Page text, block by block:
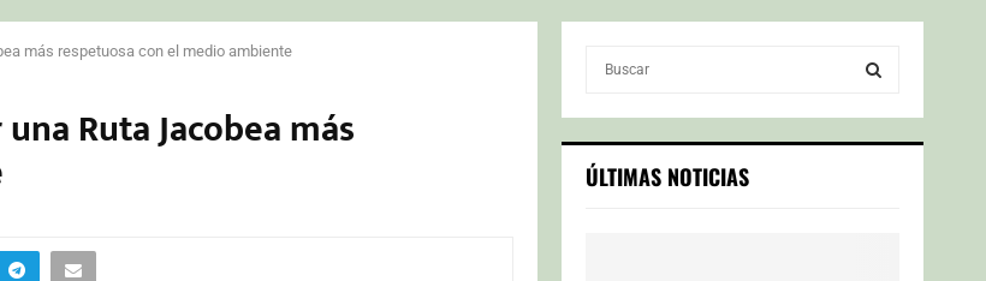
más respetuosa con el medio ambiente
Ruta Jacobea más
c
h
S
ÚLTIMAS NOTICIAS